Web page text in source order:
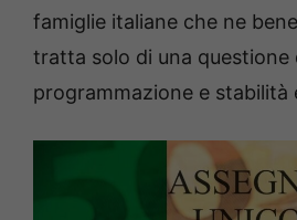
famiglie italiane che ne
tratta solo di una questione
programmazione e stabilità